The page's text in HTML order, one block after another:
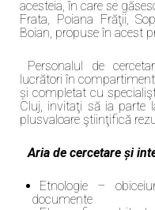
acesteia, în care se
Frata, Poiana Frăţii,
Boian, propuse în acest
Personalul de
lucrători în
și completat cu
Cluj, invitaţi să ia parte
plusvaloare ştiinţifică
Aria de cercetare și
Etnologie –
documente